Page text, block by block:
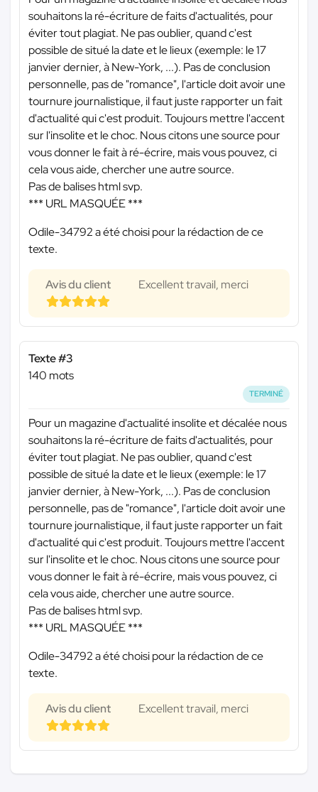
souhaitons la ré-écriture de faits d'actualités, pour
éviter tout plagiat. Ne pas oublier, quand c'est
possible de situé la date et le lieux (exemple: le 17
janvier dernier, à New-York, ...). Pas de conclusion
personnelle, pas de "romance", l'article doit avoir une
tournure journalistique, il faut juste rapporter un fait
d'actualité qui c'est produit. Toujours mettre l'accent
sur l'insolite et le choc. Nous citons une source pour
vous donner le fait à ré-écrire, mais vous pouvez, ci
cela vous aide, chercher une autre source.
Pas de balises html svp.
*** URL MASQUÉE ***
Odile-34792 a été choisi pour la rédaction de ce
texte.
Avis du client Excellent travail, merci
Texte #3
140 mots
TERMINÉ
Pour un magazine d'actualité insolite et décalée nous
souhaitons la ré-écriture de faits d'actualités, pour
éviter tout plagiat. Ne pas oublier, quand c'est
possible de situé la date et le lieux (exemple: le 17
janvier dernier, à New-York, ...). Pas de conclusion
personnelle, pas de "romance", l'article doit avoir une
tournure journalistique, il faut juste rapporter un fait
d'actualité qui c'est produit. Toujours mettre l'accent
sur l'insolite et le choc. Nous citons une source pour
vous donner le fait à ré-écrire, mais vous pouvez, ci
cela vous aide, chercher une autre source.
Pas de balises html svp.
*** URL MASQUÉE ***
Odile-34792 a été choisi pour la rédaction de ce
texte.
Avis du client Excellent travail, merci